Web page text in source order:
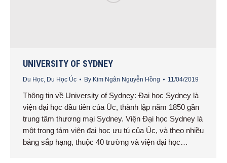
UNIVERSITY OF SYDNEY
Du Học, Du Học Úc By Kim Ngân Nguyễn Hồng 11/04/2019
Thông tin về University of Sydney: Đại học Sydney là
viện đại học đầu tiên của Úc, thành lập năm 1850 gần
trung tâm thương mại Sydney. Viện Đại học Sydney là
một trong tám viện đại học ưu tú của Úc, và theo nhiều
bảng sắp hạng, thuộc 40 trường và viện đại học…